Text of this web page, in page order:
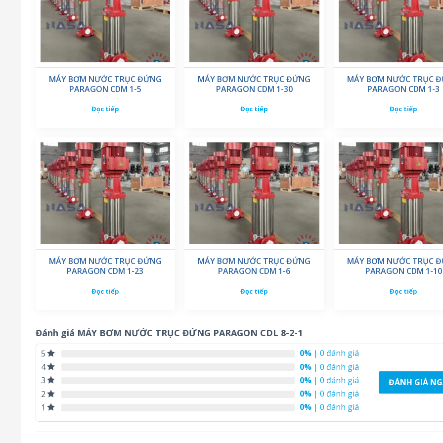
MÁY BƠM NƯỚC TRỤC ĐỨNG
PARAGON CDM 1-5
Đọc tiếp
MÁY BƠM NƯỚC TRỤC ĐỨNG
PARAGON CDM 1-30
Đọc tiếp
MÁY BƠM NƯỚC TRỤC
PARAGON CDM 1-3
Đọc tiếp
MÁY BƠM NƯỚC TRỤC ĐỨNG
PARAGON CDM 1-23
Đọc tiếp
MÁY BƠM NƯỚC TRỤC ĐỨNG
PARAGON CDM 1-6
Đọc tiếp
MÁY BƠM NƯỚC TRỤC
PARAGON CDM 1-10
Đọc tiếp
Đánh giá MÁY BƠM NƯỚC TRỤC ĐỨNG PARAGON CDL 8-2-1
5 0% | 0 đánh giá
4
0% | 0 đánh giá
3
0% | 0 đánh giá
2
0% | 0 đánh giá
1
0% | 0 đánh giá
ĐÁNH GIÁ